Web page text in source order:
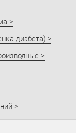
диабета)